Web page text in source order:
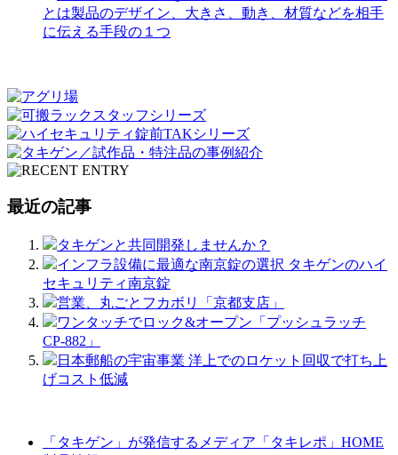
とは製品のデザイン、大きさ、動き、材質などを相手
に伝える手段の１つ
最近の記事
タキゲンと共同開発しませんか？
インフラ設備に最適な南京錠の選択 タキゲンのハイ
セキュリティ南京錠
営業、丸ごとフカボリ「京都支店」
ワンタッチでロック&オープン「プッシュラッチ
CP-882」
日本郵船の宇宙事業 洋上でのロケット回収で打ち上
げコスト低減
「タキゲン」が発信するメディア「タキレポ」HOME